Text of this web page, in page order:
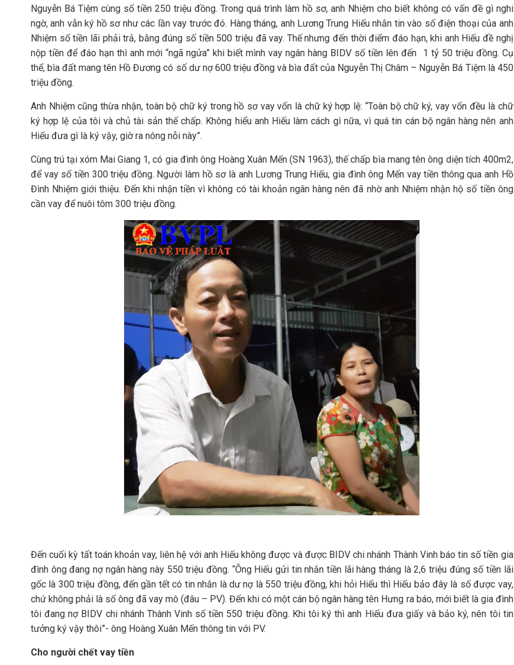
Nguyễn Bá Tiệm cùng số tiền 250 triệu đồng. Trong quá trình làm hồ sơ, anh Nhiệm cho biết không có vấn đề gì nghi
ngờ, anh vẫn ký hồ sơ như các lần vay trước đó. Hàng tháng, anh Lương Trung Hiếu nhắn tin vào số điện thoại của anh
Nhiệm số tiền lãi phải trả, bằng đúng số tiền 500 triệu đã vay. Thế nhưng đến thời điểm đáo hạn, khi anh Hiếu đề nghị
nộp tiền để đáo hạn thì anh mới “ngã ngửa” khi biết mình vay ngân hàng BIDV số tiền lên đến 1 tỷ 50 triệu đồng. Cụ
thể, bìa đất mang tên Hồ Đương có số dư nợ 600 triệu đồng và bìa đất của Nguyễn Thị Châm – Nguyễn Bá Tiệm là 450
triệu đồng.
Anh Nhiệm cũng thừa nhận, toàn bộ chữ ký trong hồ sơ vay vốn là chữ ký hợp lệ: “Toàn bộ chữ ký, vay vốn đều là chữ
ký hợp lệ của tôi và chủ tài sản thế chấp. Không hiểu anh Hiếu làm cách gì nữa, vì quá tin cán bộ ngân hàng nên anh
Hiếu đưa gì là ký vậy, giờ ra nông nỗi này”.
Cùng trú tại xóm Mai Giang 1, có gia đình ông Hoàng Xuân Mến (SN 1963), thế chấp bìa mang tên ông diện tích 400m2,
để vay số tiền 300 triệu đồng. Người làm hồ sơ là anh Lương Trung Hiếu, gia đình ông Mến vay tiền thông qua anh Hồ
Đình Nhiệm giới thiệu. Đến khi nhận tiền vì không có tài khoản ngân hàng nên đã nhờ anh Nhiệm nhận hộ số tiền ông
cần vay để nuôi tôm 300 triệu đồng.
Đến cuối kỳ tất toán khoản vay, liên hệ với anh Hiếu không được và được BIDV chi nhánh Thành Vinh báo tin số tiền gia
đình ông đang nợ ngân hàng này 550 triệu đồng. “Ông Hiếu gửi tin nhắn tiền lãi hàng tháng là 2,6 triệu đúng số tiền lãi
gốc là 300 triệu đồng, đến gần tết có tin nhắn là dư nợ là 550 triệu đồng, khi hỏi Hiếu thì Hiếu bảo đây là số được vay,
chứ không phải là số ông đã vay mô (đâu – PV). Đến khi có một cán bộ ngân hàng tên Hưng ra báo, mới biết là gia đình
tôi đang nợ BIDV chi nhánh Thành Vinh số tiền 550 triệu đồng. Khi tôi ký thì anh Hiếu đưa giấy và bảo ký, nên tôi tin
tưởng ký vậy thôi”- ông Hoàng Xuân Mến thông tin với PV.
Cho người chết vay tiền